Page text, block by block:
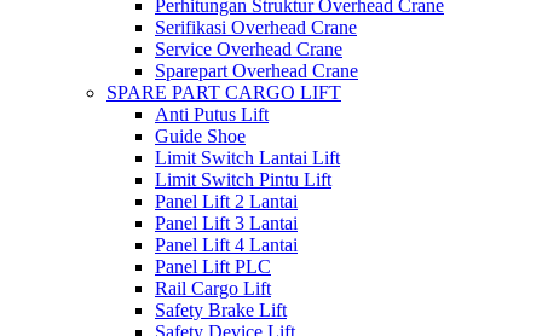
Perhitungan Struktur Overhead Crane
Serifikasi Overhead Crane
Service Overhead Crane
Sparepart Overhead Crane
SPARE PART CARGO LIFT
Anti Putus Lift
Guide Shoe
Limit Switch Lantai Lift
Limit Switch Pintu Lift
Panel Lift 2 Lantai
Panel Lift 3 Lantai
Panel Lift 4 Lantai
Panel Lift PLC
Rail Cargo Lift
Safety Brake Lift